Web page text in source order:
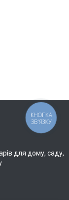
для дому, саду,
КНОПКА
ЗВ'ЯЗКУ